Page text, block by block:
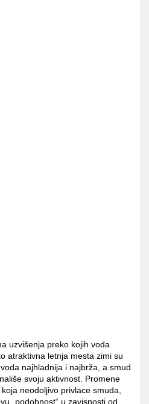
uzvišenja preko kojih voda
atraktivna letnja mesta zimi su
najhladnija i najbrža, a smud
svoju aktivnost. Promene
neodoljivo privlace smuda,
„podobnost“ u zavisnosti od